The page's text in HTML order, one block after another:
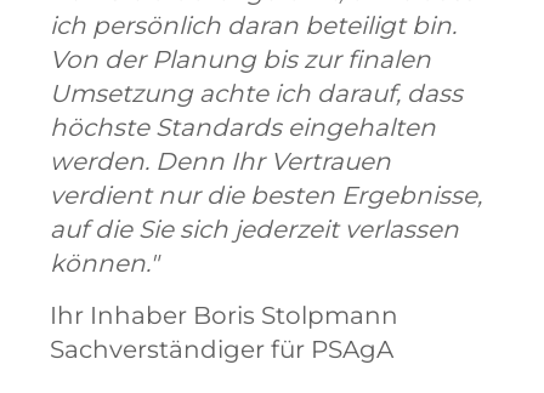
ich persönlich daran beteiligt bin.
Von der Planung bis zur finalen
Umsetzung achte ich darauf, dass
höchste Standards eingehalten
werden. Denn Ihr Vertrauen
verdient nur die besten Ergebnisse,
auf die Sie sich jederzeit verlassen
können."
Ihr Inhaber Boris Stolpmann
Sachverständiger für PSAgA